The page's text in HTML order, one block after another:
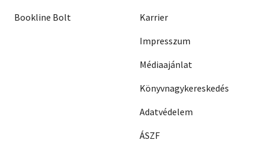
Bookline Bolt
Karrier
Impresszum
Médiaajánlat
Könyvnagykereskedés
Adatvédelem
ÁSZF